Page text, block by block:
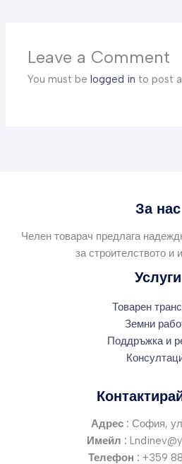
Leave a Comment
You must belogged in to post
За нас
Челен товарач предлага
за строителството и
Услуги
Товарен
Земни
Поддръжка и
Адрес : София, ул
Имейл :
Телефон : +359